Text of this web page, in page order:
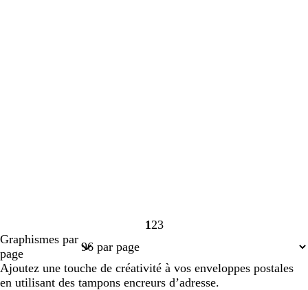
Page
1Page
2Page
3
Graphismes par
page
Ajoutez une touche de créativité à vos enveloppes postales
en utilisant des tampons encreurs d’adresse.